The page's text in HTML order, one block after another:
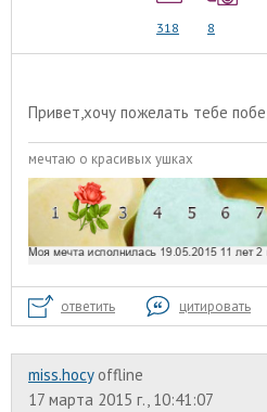
318 8
Привет,хочу пожелать тебе
мечтаю о красивых ушках
ответить цитировать
miss.hocy offline
17 марта 2015 г., 10:41:07